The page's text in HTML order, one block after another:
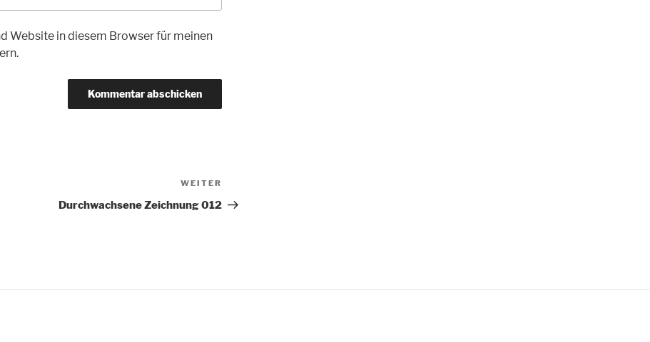
Website in diesem Browser für meinen
Beitrag
WEITER
Durchwachsene Zeichnung 012